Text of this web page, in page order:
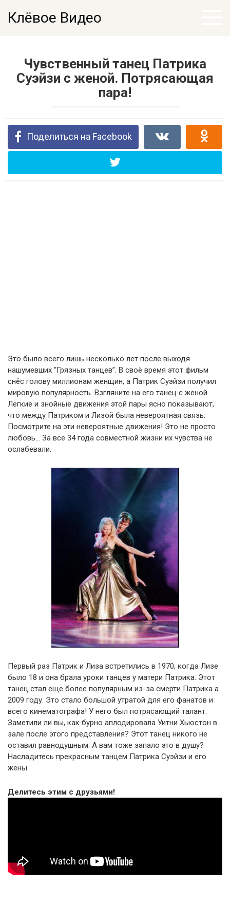
Клёвое Видео
Чувственный танец Патрика
Суэйзи с женой. Потрясающая
пара!
Поделиться на Facebook
Это было всего лишь несколько лет после выходя
нашумевших “Грязных танцев”. В своё время этот фильм
снёс голову миллионам женщин, а Патрик Суэйзи получил
мировую популярность. Взгляните на его танец с женой.
Легкие и знойные движения этой пары ясно показывают,
что между Патриком и Лизой была невероятная связь.
Посмотрите на эти невероятные движения! Это не просто
любовь… За все 34 года совместной жизни их чувства не
ослабевали.
Первый раз Патрик и Лиза встретились в 1970, когда Лизе
было 18 и она брала уроки танцев у матери Патрика. Этот
танец стал еще более популярным из-за смерти Патрика а
2009 году. Это стало большой утратой для его фанатов и
всего кинематографа! У него был потрясающий талант.
Заметили ли вы, как бурно аплодировала Уитни Хьюстон в
зале после этого представления? Этот танец никого не
оставил равнодушным. А вам тоже запало это в душу?
Насладитесь прекрасным танцем Патрика Суэйзи и его
жены.
Делитесь этим с друзьями!